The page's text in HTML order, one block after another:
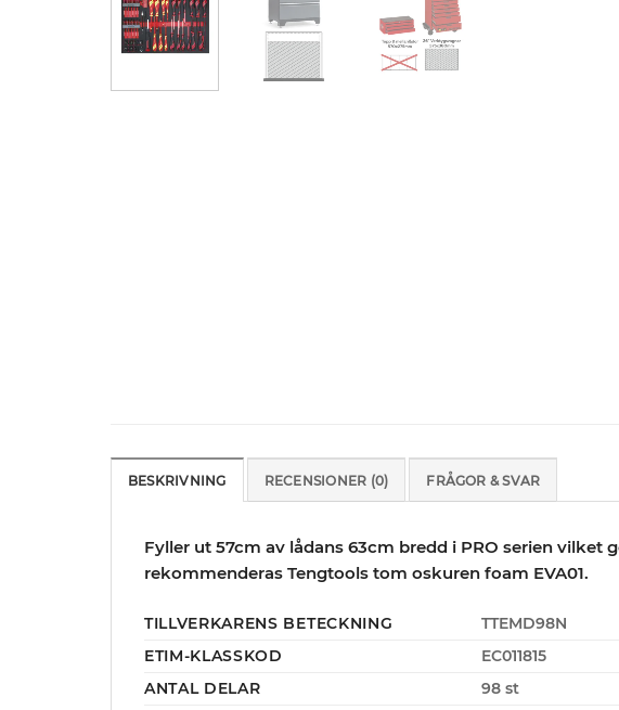
BESKRIVNING RECENSIONER (0) FRÅGOR & SVAR
Fyller ut 57cm av lådans 63cm bredd i PRO serien
rekommenderas Tengtools tom oskuren foam EVA01.
TILLVERKARENS BETECKNING
TTEMD98N
ETIM-KLASSKOD
EC011815
ANTAL DELAR
98 st